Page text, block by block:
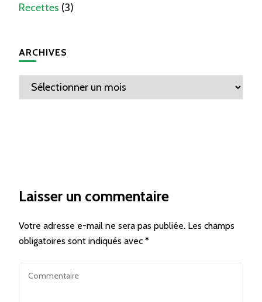
Recettes (3)
ARCHIVES
Archives
Laisser un commentaire
Votre adresse e-mail ne sera pas publiée. Les champs
obligatoires sont indiqués avec *